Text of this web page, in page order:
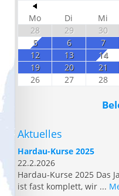
Mo
Di Mi
28
29 30
5
6 7
12
13 14
19
20 21
26
27 28
Aktuelles
Hardau-Kurse 2025
22.2.2026
Hardau-Kurse 2025 Das
ist fast komplett, wir ...